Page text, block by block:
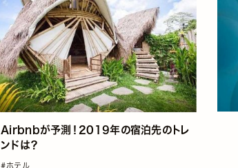
Airbnbが予測！2019年の宿泊先のトレ
ンドは？
#ホテル